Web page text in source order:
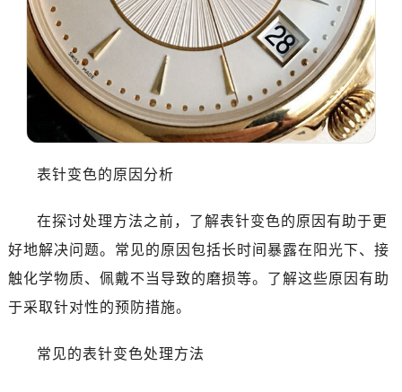
表针变色的原因分析
在探讨处理方法之前，了解表针变色的原因有助于更
好地解决问题。常见的原因包括长时间暴露在阳光下、接
触化学物质、佩戴不当导致的磨损等。了解这些原因有助
于采取针对性的预防措施。
常见的表针变色处理方法